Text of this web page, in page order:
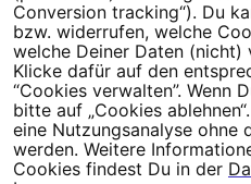
Conversion tracking“). Du
bzw. widerrufen, welche
welche Deiner Daten
Klicke dafür auf den
“Cookies verwalten”. Wenn
bitte auf „Cookies
eine Nutzungsanalyse ohne
werden. Weitere
Cookies findest Du in der